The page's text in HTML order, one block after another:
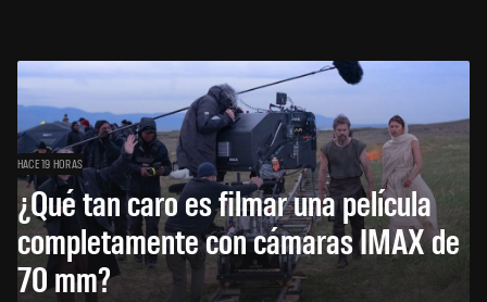
HACE 19 HORAS
¿Qué tan caro es filmar una película
completamente con cámaras IMAX de
70 mm?